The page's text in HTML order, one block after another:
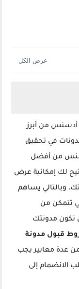
أدسنس من أبرز
في تحقيق
من أفضل
لك إمكانية عرض
وبالتالي يساهم
تتمكن من
تكون مدونتك
قبول مدونة
عدة معايير يجب
الانضمام إلى